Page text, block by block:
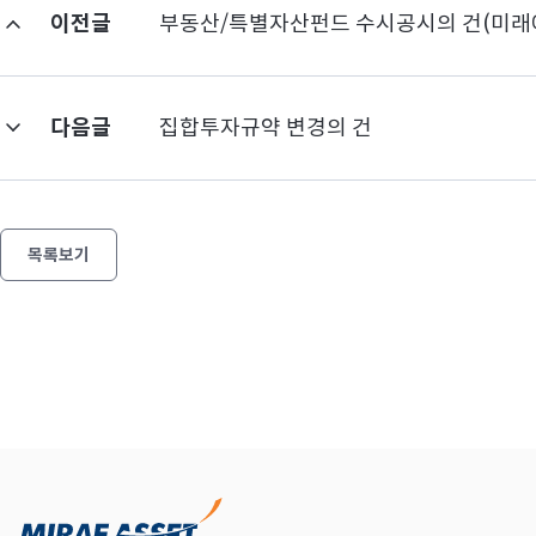
이전글 부동산/특별자산펀드 수시공시의 건(미
다음글 집합투자규약 변경의 건
목록보기